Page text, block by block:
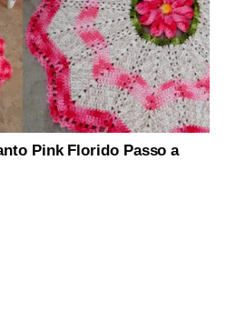
Pink Florido Passo a